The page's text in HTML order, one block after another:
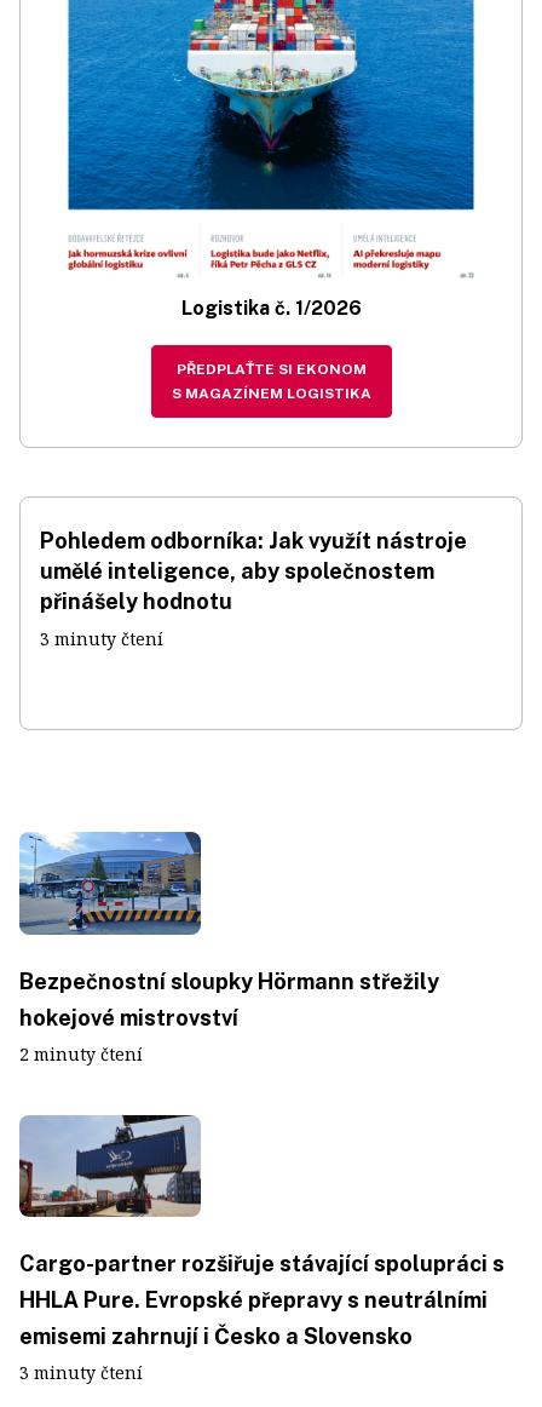
Logistika č. 1/2026
PŘEDPLAŤTE SI EKONOM
S MAGAZÍNEM LOGISTIKA
Pohledem odborníka: Jak využít nástroje
umělé inteligence, aby společnostem
přinášely hodnotu
3 minuty čtení
Bezpečnostní sloupky Hörmann střežily
hokejové mistrovství
2 minuty čtení
Cargo-partner rozšiřuje stávající spolupráci s
HHLA Pure. Evropské přepravy s neutrálními
emisemi zahrnují i Česko a Slovensko
3 minuty čtení